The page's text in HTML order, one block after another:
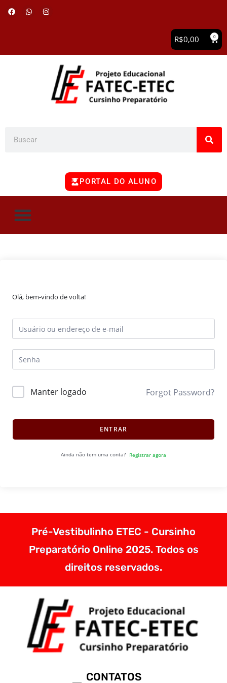
R$0,00 0
PORTAL DO ALUNO
Olá, bem-vindo de volta!
Manter logado Forgot Password?
ENTRAR
Ainda não tem uma conta? Registrar agora
Pré-Vestibulinho ETEC - Cursinho
Preparatório Online 2025. Todos os
direitos reservados.
CONTATOS